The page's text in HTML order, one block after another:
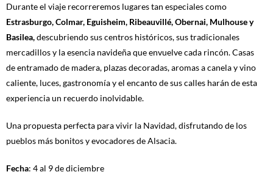
Durante el viaje recorreremos lugares tan especiales como
Estrasburgo, Colmar, Eguisheim, Ribeauvillé, Obernai, Mulhouse y
Basilea,descubriendo sus centros históricos, sus tradicionales
mercadillos y la esencia navideña que envuelve cada rincón. Casas
de entramado de madera, plazas decoradas, aromas a canela y vino
caliente, luces, gastronomía y el encanto de sus calles harán de esta
experiencia un recuerdo inolvidable.
Una propuesta perfecta para vivir la Navidad, disfrutando de los
pueblos más bonitos y evocadores de Alsacia.
Fecha: 4 al 9 de diciembre